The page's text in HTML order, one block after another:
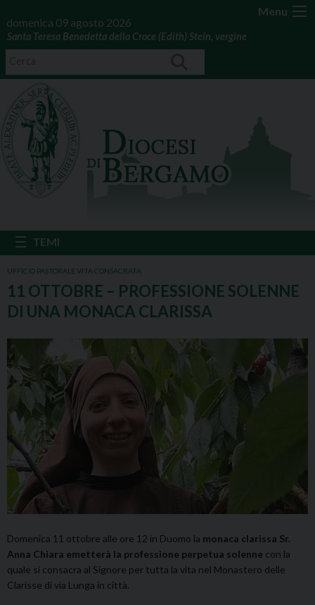
Menu
domenica 09 agosto 2026
Santa Teresa Benedetta della Croce (Edith) Stein, vergine
UFFICIO PASTORALE VITA CONSACRATA
11 OTTOBRE – PROFESSIONE SOLENNE
DI UNA MONACA CLARISSA
Domenica 11 ottobre alle ore 12 in Duomo la monaca clarissa Sr.
Anna Chiara emetterà la professione perpetua solenne con la
quale si consacra al Signore per tutta la vita nel Monastero delle
Clarisse di via Lunga in città.